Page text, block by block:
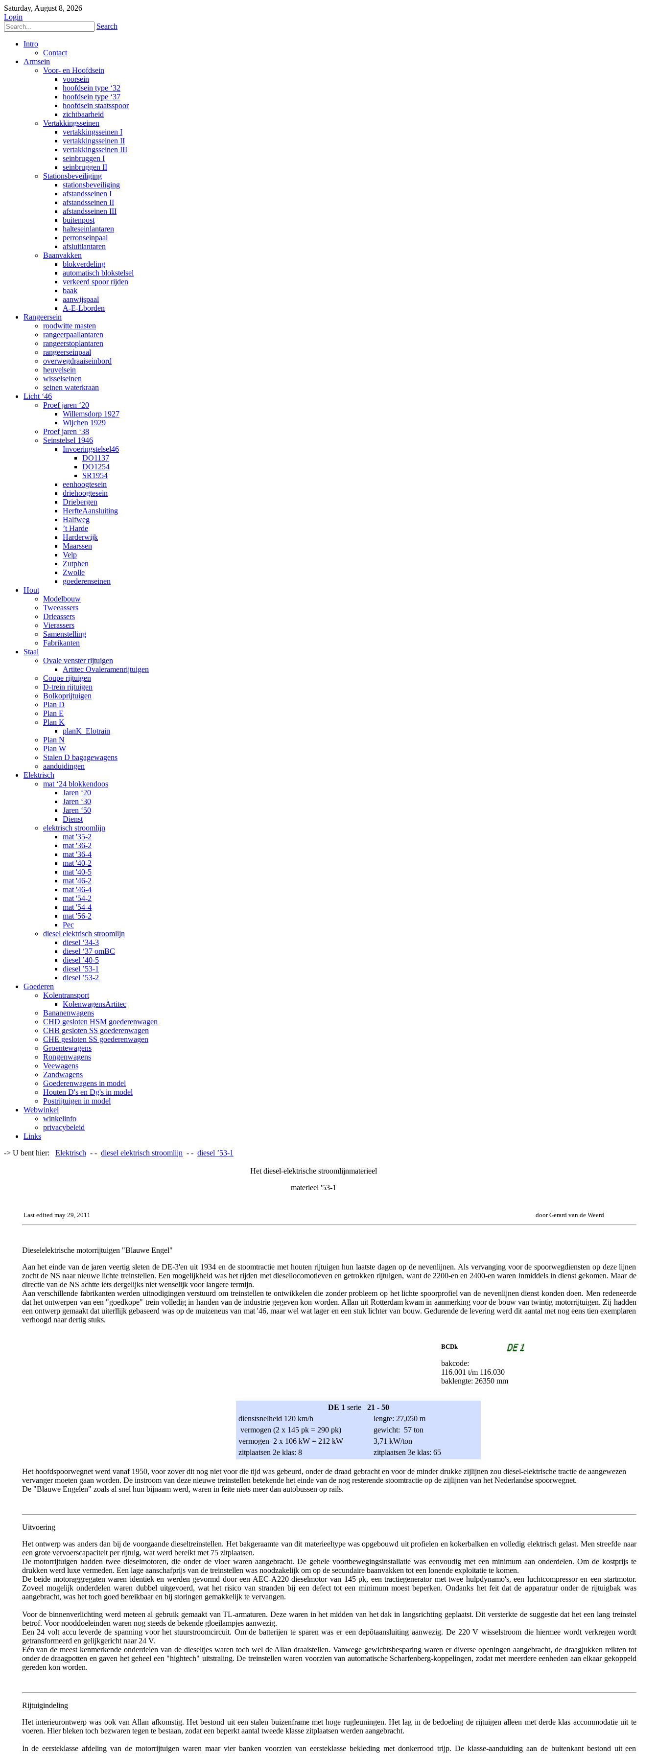
Saturday, August 8, 2026
Login
Search
Intro
Contact
Armsein
Voor- en Hoofdsein
voorsein
hoofdsein type ‘32
hoofdsein type ‘37
hoofdsein staatsspoor
zichtbaarheid
Vertakkingsseinen
vertakkingsseinen I
vertakkingsseinen II
vertakkingsseinen III
seinbruggen I
seinbruggen II
Stationsbeveiliging
stationsbeveiliging
afstandsseinen I
afstandsseinen II
afstandsseinen III
buitenpost
halteseinlantaren
perronseinpaal
afsluitlantaren
Baanvakken
blokverdeling
automatisch blokstelsel
verkeerd spoor rijden
baak
aanwijspaal
A-E-Lborden
Rangeersein
roodwitte masten
rangeerpaallantaren
rangeerstoplantaren
rangeerseinpaal
overwegdraaiseinbord
heuvelsein
wisselseinen
seinen waterkraan
Licht ‘46
Proef jaren ‘20
Willemsdorp 1927
Wijchen 1929
Proef jaren ‘38
Seinstelsel 1946
Invoeringstelsel46
DO1137
DO1254
SR1954
eenhoogtesein
driehoogtesein
Driebergen
HerfteAansluiting
Halfweg
’t Harde
Harderwijk
Maarssen
Velp
Zutphen
Zwolle
goederenseinen
Hout
Modelbouw
Tweeassers
Drieassers
Vierassers
Samenstelling
Fabrikanten
Staal
Ovale venster rijtuigen
Artitec Ovaleramenrijtuigen
Coupe rijtuigen
D-trein rijtuigen
Bolkoprijtuigen
Plan D
Plan E
Plan K
planK_Elotrain
Plan N
Plan W
Stalen D bagagewagens
aanduidingen
Elektrisch
mat ‘24 blokkendoos
Jaren ‘20
Jaren ‘30
Jaren ‘50
Dienst
elektrisch stroomlijn
mat '35-2
mat '36-2
mat '36-4
mat '40-2
mat '40-5
mat '46-2
mat '46-4
mat '54-2
mat '54-4
mat '56-2
Pec
diesel elektrisch stroomlijn
diesel ‘34-3
diesel ‘37 omBC
diesel ’40-5
diesel ’53-1
diesel ’53-2
Goederen
Kolentransport
KolenwagensArtitec
Bananenwagens
CHD gesloten HSM goederenwagen
CHB gesloten SS goederenwagen
CHE gesloten SS goederenwagen
Groentewagens
Rongenwagens
Veewagens
Zandwagens
Goederenwagens in model
Houten D's en Dg's in model
Postrijtuigen in model
Webwinkel
winkelinfo
privacybeleid
Links
-> U bent hier: Elektrisch - - diesel elektrisch stroomlijn - - diesel ’53-1
Het diesel-elektrische stroomlijnmaterieel
materieel '53-1
Last edited may 29, 2011 door Gerard van de Weerd
Dieselelektrische motorrijtuigen "Blauwe Engel"
Aan het einde van de jaren veertig sleten de DE-3'en uit 1934 en de stoomtractie met houten rijtuigen hun laatste dagen op de nevenlijnen. Als vervanging voor de spoorwegdiensten op deze lijnen
zocht de NS naar nieuwe lichte treinstellen. Een mogelijkheid was het rijden met diesellocomotieven en getrokken rijtuigen, want de 2200-en en 2400-en waren inmiddels in dienst gekomen. Maar de
directie van de NS achtte iets dergelijks niet wenselijk voor langere termijn.
Aan verschillende fabrikanten werden uitnodigingen verstuurd om treinstellen te ontwikkelen die zonder probleem op het lichte spoorprofiel van de nevenlijnen dienst konden doen. Men redeneerde
dat het ontwerpen van een "goedkope" trein volledig in handen van de industrie gegeven kon worden. Allan uit Rotterdam kwam in aanmerking voor de bouw van twintig motorrijtuigen. Zij hadden
een ontwerp gemaakt dat uiterllijk gebaseerd was op de muizeneus van mat '46, maar wel wat lager en een stuk lichter van bouw. Gedurende de levering werd dit aantal met nog eens tien exemplaren
verhoogd naar dertig stuks.
BCDk
bakcode:
116.001 t/m 116.030
baklengte: 26350 mm
DE 1 serie 21 - 50
dienstsnelheid 120 km/h
lengte: 27,050 m
vermogen (2 x 145 pk = 290 pk)
gewicht: 57 ton
vermogen 2 x 106 kW = 212 kW
3,71 kW/ton
zitplaatsen 2e klas: 8
zitplaatsen 3e klas: 65
Het hoofdspoorwegnet werd vanaf 1950, voor zover dit nog niet voor die tijd was gebeurd, onder de draad gebracht en voor de minder drukke zijlijnen zou diesel-elektrische tractie de aangewezen
vervanger moeten gaan worden. De instroom van deze nieuwe treinstellen betekende het einde van de nog resterende stoomtractie op de zijlijnen van het Nederlandse spoorwegnet.
De "Blauwe Engelen" zoals al snel hun bijnaam werd, waren in feite niets meer dan autobussen op rails.
Uitvoering
Het ontwerp was anders dan bij de voorgaande dieseltreinstellen. Het bakgeraamte van dit materieeltype was opgebouwd uit profielen en kokerbalken en volledig elektrisch gelast. Men streefde naar
een grote vervoerscapaciteit per rijtuig, wat werd bereikt met 75 zitplaatsen.
De motorrijtuigen hadden twee dieselmotoren, die onder de vloer waren aangebracht. De gehele voortbewegingsinstallatie was eenvoudig met een minimum aan onderdelen. Om de kostprijs te
drukken werd luxe vermeden. Een lage aanschafprijs van de treinstellen was noodzakelijk om op de secundaire baanvakken tot een lonende exploitatie te komen.
De beide motoraggregaten waren identiek en werden gevormd door een AEC-A220 dieselmotor van 145 pk, een tractiegenerator met twee hulpdynamo's, een luchtcompressor en een startmotor.
Zoveel mogelijk onderdelen waren dubbel uitgevoerd, wat het risico van stranden bij een defect tot een minimum moest beperken. Ondanks het feit dat de apparatuur onder de rijtuigbak was
aangebracht, was het toch goed bereikbaar en bij storingen gemakkelijk te vervangen.
Voor de binnenverlichting werd meteen al gebruik gemaakt van TL-armaturen. Deze waren in het midden van het dak in langsrichting geplaatst. Dit versterkte de suggestie dat het een lang treinstel
betrof. Voor nooddoeleinden waren nog steeds de bekende gloeilampjes aanwezig.
Een 24 volt accu leverde de spanning voor het stuurstroomcircuit. Om de batterijen te sparen was er een depôtaansluiting aanwezig. De 220 V wisselstroom die hiermee wordt verkregen wordt
getransformeerd en gelijkgericht naar 24 V.
Eén van de meest kenmerkende onderdelen van de dieseltjes waren toch wel de Allan draaistellen. Vanwege gewichtsbesparing waren er diverse openingen aangebracht, de draagjukken reikten tot
onder de draagpotten en gaven het geheel een "hightech" uitstraling. De treinstellen waren voorzien van automatische Scharfenberg-koppelingen, zodat met meerdere eenheden aan elkaar gekoppeld
gereden kon worden.
Rijtuigindeling
Het interieurontwerp was ook van Allan afkomstig. Het bestond uit een stalen buizenframe met hoge rugleuningen. Het lag in de bedoeling de rijtuigen alleen met derde klas accommodatie uit te
voeren. Hier bleken toch bezwaren tegen te bestaan, zodat een beperkt aantal tweede klasse zitplaatsen werden aangebracht.
In de eersteklasse afdeling van de motorrijtuigen waren maar vier banken voorzien van eersteklasse bekleding met donkerrood trijp. De klasse-aanduiding aan de buitenkant bestond uit een